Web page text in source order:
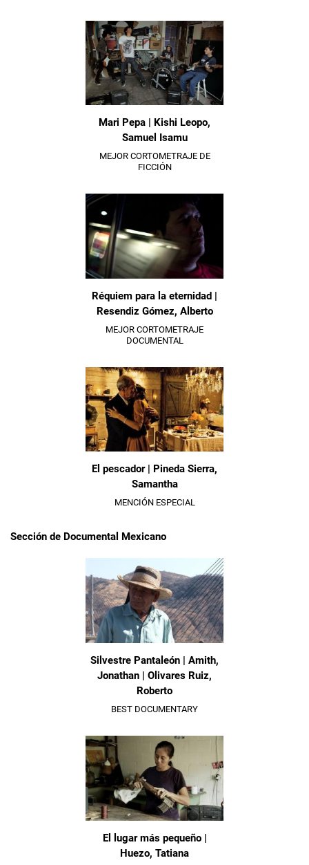
Mari Pepa | Kishi Leopo,
Samuel Isamu
MEJOR CORTOMETRAJE DE
FICCIÓN
Réquiem para la eternidad |
Resendiz Gómez, Alberto
MEJOR CORTOMETRAJE
DOCUMENTAL
El pescador | Pineda Sierra,
Samantha
MENCIÓN ESPECIAL
Sección de Documental Mexicano
Silvestre Pantaleón | Amith,
Jonathan | Olivares Ruiz,
Roberto
BEST DOCUMENTARY
El lugar más pequeño |
Huezo, Tatiana